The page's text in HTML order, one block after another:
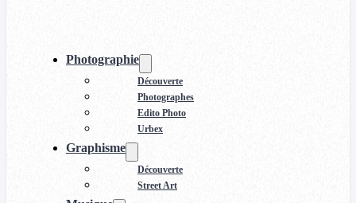
Photographie
Découverte
Photographes
Edito Photo
Urbex
Graphisme
Découverte
Street Art